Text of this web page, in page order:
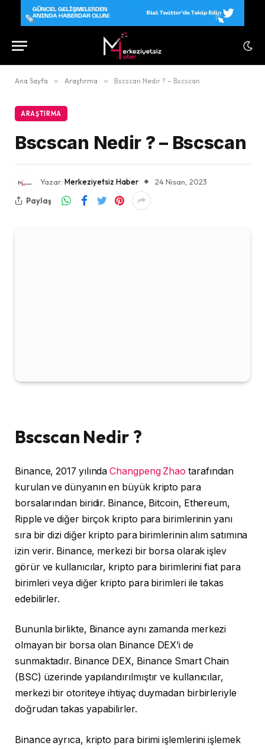
Ana Sayfa » Araştırma » Bscscan Nedir ? – Bscscan
ARAŞTIRMA
Bscscan Nedir ? – Bscscan
Yazar: Merkeziyetsiz Haber
24 Nisan, 2023
Paylaş
Bscscan Nedir ?
Binance, 2017 yılında Changpeng Zhao tarafından
kurulan ve dünyanın en büyük kripto para
borsalarından biridir. Binance, Bitcoin, Ethereum,
Ripple ve diğer birçok kripto para birimlerinin yanı
sıra bir dizi diğer kripto para birimlerinin alım satımına
izin verir. Binance, merkezi bir borsa olarak işlev
görür ve kullanıcılar, kripto para birimlerini fiat para
birimleri veya diğer kripto para birimleri ile takas
edebilirler.
Bununla birlikte, Binance aynı zamanda merkezi
olmayan bir borsa olan Binance DEX’i de
sunmaktadır. Binance DEX, Binance Smart Chain
(BSC) üzerinde yapılandırılmıştır ve kullanıcılar,
merkezi bir otoriteye ihtiyaç duymadan birbirleriyle
doğrudan takas yapabilirler.
Binance ayrıca, kripto para birimi işlemlerini işlemek